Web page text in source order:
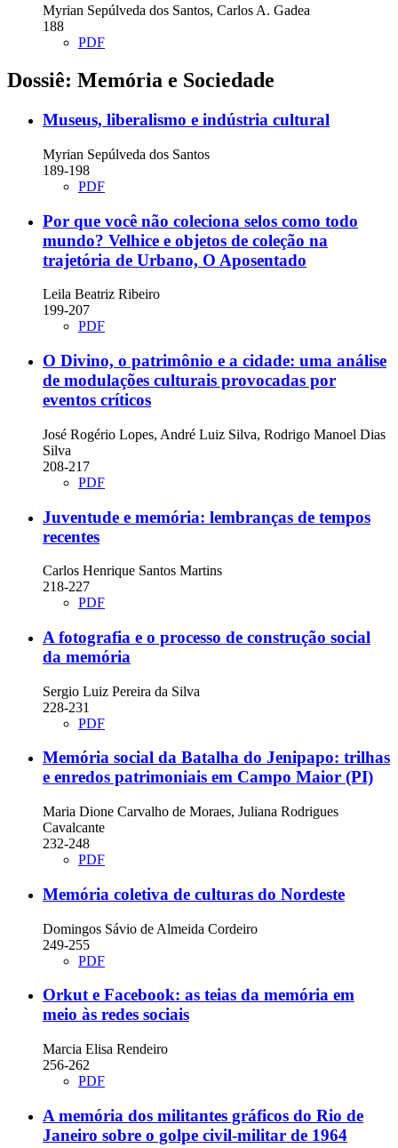
Myrian Sepúlveda dos Santos, Carlos A. Gadea
188
PDF
Dossiê: Memória e Sociedade
Museus, liberalismo e indústria cultural
Myrian Sepúlveda dos Santos
189-198
PDF
Por que você não coleciona selos como todo
mundo? Velhice e objetos de coleção na
trajetória de Urbano, O Aposentado
Leila Beatriz Ribeiro
199-207
PDF
O Divino, o patrimônio e a cidade: uma análise
de modulações culturais provocadas por
eventos críticos
José Rogério Lopes, André Luiz Silva, Rodrigo Manoel Dias
Silva
208-217
PDF
Juventude e memória: lembranças de tempos
recentes
Carlos Henrique Santos Martins
218-227
PDF
A fotografia e o processo de construção social
da memória
Sergio Luiz Pereira da Silva
228-231
PDF
Memória social da Batalha do Jenipapo: trilhas
e enredos patrimoniais em Campo Maior (PI)
Maria Dione Carvalho de Moraes, Juliana Rodrigues
Cavalcante
232-248
PDF
Memória coletiva de culturas do Nordeste
Domingos Sávio de Almeida Cordeiro
249-255
PDF
Orkut e Facebook: as teias da memória em
meio às redes sociais
Marcia Elisa Rendeiro
256-262
PDF
A memória dos militantes gráficos do Rio de
Janeiro sobre o golpe civil-militar de 1964